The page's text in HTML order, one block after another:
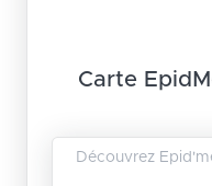
Carte
Découvrez